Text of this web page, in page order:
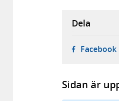
Dela
Facebook
Sidan är